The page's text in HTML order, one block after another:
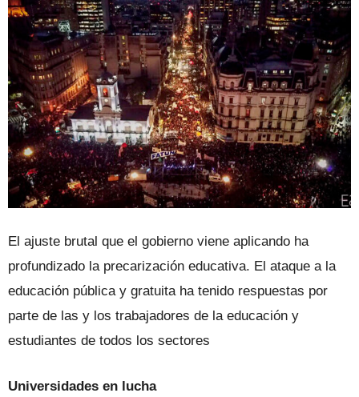
El ajuste brutal que el gobierno viene aplicando ha
profundizado la precarización educativa. El ataque a la
educación pública y gratuita ha tenido respuestas por
parte de las y los trabajadores de la educación y
estudiantes de todos los sectores
Universidades en lucha